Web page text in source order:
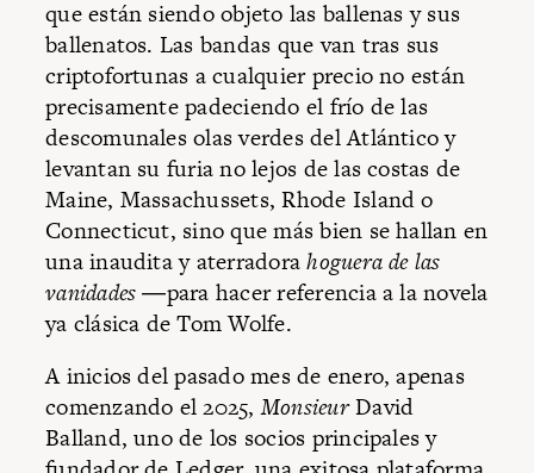
que están siendo objeto las ballenas y sus
ballenatos. Las bandas que van tras sus
criptofortunas a cualquier precio no están
precisamente padeciendo el frío de las
descomunales olas verdes del Atlántico y
levantan su furia no lejos de las costas de
Maine, Massachussets, Rhode Island o
Connecticut, sino que más bien se hallan en
una inaudita y aterradorahoguera de las
vanidades―para hacer referencia a la novela
ya clásica de Tom Wolfe.
A inicios del pasado mes de enero, apenas
comenzando el 2025,MonsieurDavid
Balland, uno de los socios principales y